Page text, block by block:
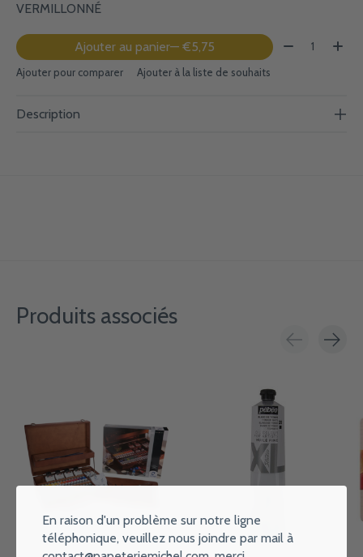
VERMILLONNÉ
Ajouter au panier — €5,75 Quantité:
Ajouter pour comparer Ajouter à la liste de souhaits
Description
Produits associés
En raison d'un problème sur notre ligne
téléphonique, veuillez nous joindre par mail à